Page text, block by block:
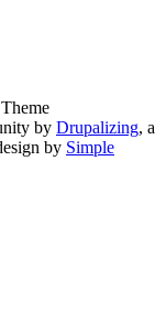
by Drupalizing, a
by Simple